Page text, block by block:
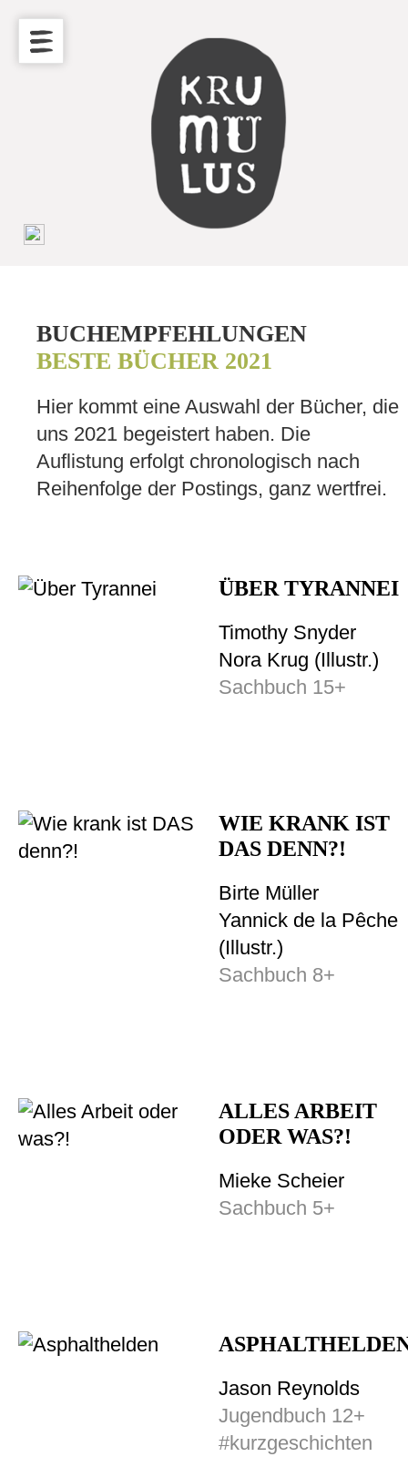
BUCHEMPFEHLUNGEN
BESTE BÜCHER 2021
Hier kommt eine Auswahl der Bücher, die
uns 2021 begeistert haben. Die
Auflistung erfolgt chronologisch nach
Reihenfolge der Postings, ganz wertfrei.
ÜBER TYRANNEI
Timothy Snyder
Nora Krug (Illustr.)
Sachbuch 15+
WIE KRANK IST
DAS DENN?!
Birte Müller
Yannick de la Pêche
(Illustr.)
Sachbuch 8+
ALLES ARBEIT
ODER WAS?!
Mieke Scheier
Sachbuch 5+
Jason Reynolds
Jugendbuch 12+
#kurzgeschichten